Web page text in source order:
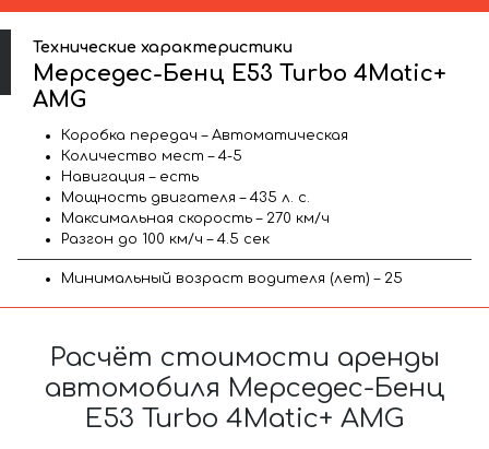
Технические характеристики
Мерседес-Бенц E53 Turbo 4Matic+
AMG
Коробка передач – Автоматическая
Количество мест – 4-5
Навигация – есть
Мощность двигателя – 435 л. с.
Максимальная скорость – 270 км/ч
Разгон до 100 км/ч – 4.5 сек
Минимальный возраст водителя (лет) – 25
Расчёт стоимости аренды
автомобиля Мерседес-Бенц
E53 Turbo 4Matic+ AMG